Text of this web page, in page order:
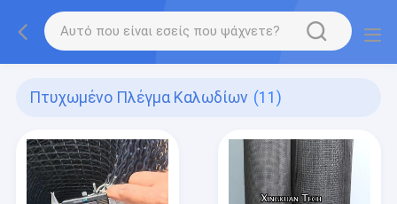
Πτυχωμένο Πλέγμα Καλωδίων (11)